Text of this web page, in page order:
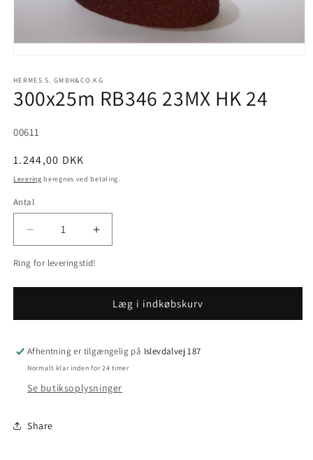
1
i
modus
HERMES S. GMBH&CO.KG
300x25m RB346 23MX HK 24
SKU:
00611
Normalpris
1.244,00 DKK
Levering beregnes ved betaling.
Antal
Reducer
antallet
for
HK
Øg
antallet
23MX
HK
Ring for leveringstid!
Læg i indkøbskurv
Afhentning er tilgængelig på Islevdalvej 187
Normalt klar inden for 24 timer
Se butiksoplysninger
Share